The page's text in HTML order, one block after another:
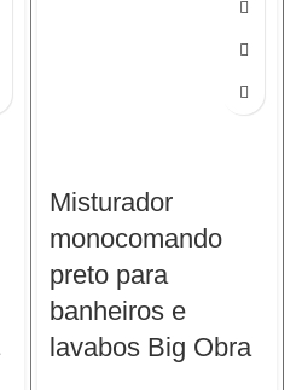
Misturador
monocomando
preto para
banheiros e
lavabos Big Obra